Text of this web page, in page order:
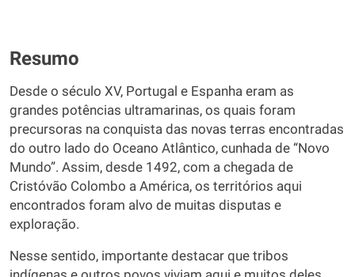
Resumo
Desde o século XV, Portugal e Espanha eram as
grandes potências ultramarinas, os quais foram
precursoras na conquista das novas terras encontradas
do outro lado do Oceano Atlântico, cunhada de “Novo
Mundo”. Assim, desde 1492, com a chegada de
Cristóvão Colombo a América, os territórios aqui
encontrados foram alvo de muitas disputas e
exploração.
Nesse sentido, importante destacar que tribos